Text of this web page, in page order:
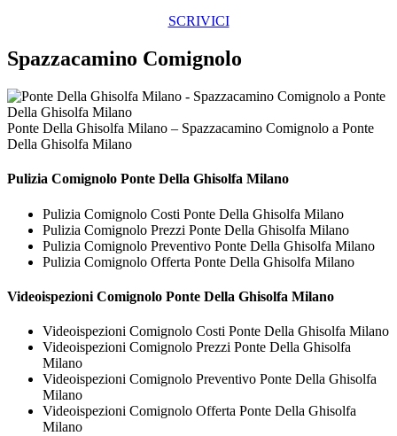
SCRIVICI
Spazzacamino Comignolo
Ponte Della Ghisolfa Milano – Spazzacamino Comignolo a Ponte
Della Ghisolfa Milano
Pulizia Comignolo Ponte Della Ghisolfa Milano
Pulizia Comignolo Costi Ponte Della Ghisolfa Milano
Pulizia Comignolo Prezzi Ponte Della Ghisolfa Milano
Pulizia Comignolo Preventivo Ponte Della Ghisolfa Milano
Pulizia Comignolo Offerta Ponte Della Ghisolfa Milano
Videoispezioni Comignolo Ponte Della Ghisolfa Milano
Videoispezioni Comignolo Costi Ponte Della Ghisolfa Milano
Videoispezioni Comignolo Prezzi Ponte Della Ghisolfa
Milano
Videoispezioni Comignolo Preventivo Ponte Della Ghisolfa
Milano
Videoispezioni Comignolo Offerta Ponte Della Ghisolfa
Milano